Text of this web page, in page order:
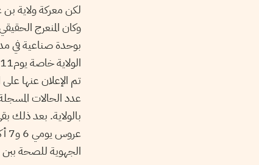
لكن معركة ولاية
بوحدة صناعية في
تم الإعلان عنها
عدد الحالات
بالولاية. بعد ذلك
الجهوية للصحة